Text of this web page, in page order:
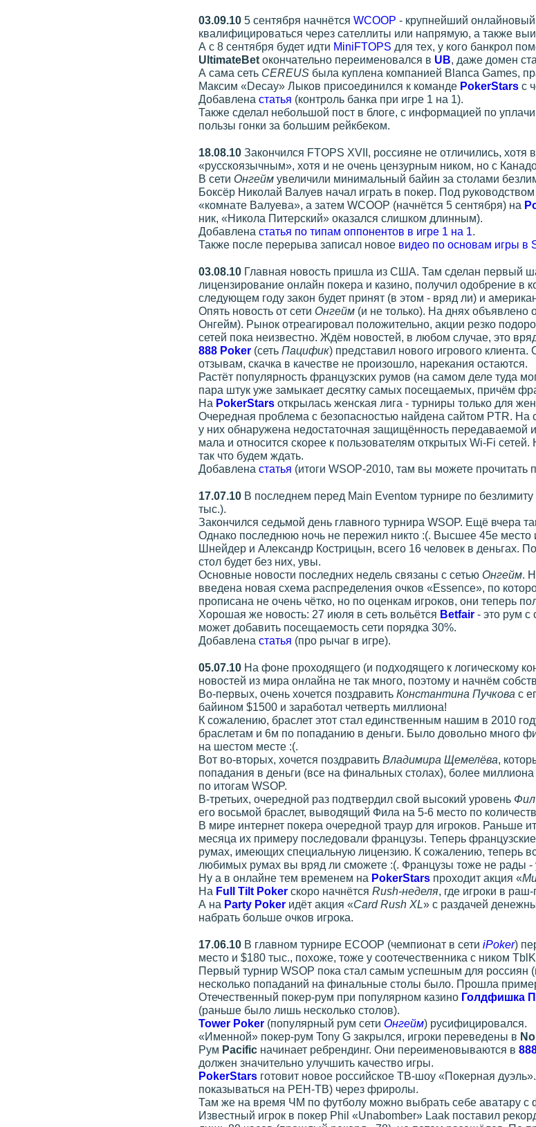
03.09.10 5 сентября начнётся WCOOP - крупнейший
квалифицироваться через сателлиты или напрямую, а также
А с 8 сентября будет идти MiniFTOPS для тех, у кого банкрол
UltimateBet окончательно переименовался в UB, даже домен
А сама сеть CEREUS была куплена компанией Blanca Games,
Максим «Decay» Лыков присоединился к команде PokerStars с
Добавлена статья (контроль банка при игре 1 на 1).
Также сделал небольшой пост в блоге, с информацией по
пользы гонки за большим рейкбеком.
18.08.10 Закончился FTOPS XVII, россияне не отличились,
«русскоязычным», хотя и не очень цензурным ником, но с
В сети Онгейм увеличили минимальный байин за столами
Боксёр Николай Валуев начал играть в покер. Под
«комнате Валуева», а затем WCOOP (начнётся 5 сентября) на
ник, «Никола Питерский» оказался слишком длинным).
Добавлена статья по типам оппонентов в игре 1 на 1.
Также после перерыва записал новое видео по основам игры в
03.08.10 Главная новость пришла из США. Там сделан первый
лицензирование онлайн покера и казино, получил одобрение в
следующем году закон будет принят (в этом - вряд ли) и
Опять новость от сети Онгейм (и не только). На днях объявлено
Онгейм). Рынок отреагировал положительно, акции резко
сетей пока неизвестно. Ждём новостей, в любом случае, это
888 Poker (сеть Пацифик) представил нового игрового
отзывам, скачка в качестве не произошло, нарекания остаются.
Растёт популярность французских румов (на самом деле туда
пара штук уже замыкает десятку самых посещаемых, причём
На PokerStars открылась женская лига - турниры только для
Очередная проблема с безопасностью найдена сайтом PTR. На
у них обнаружена недостаточная защищённость передаваемой
мала и относится скорее к пользователям открытых Wi-Fi
так что будем ждать.
Добавлена статья (итоги WSOP-2010, там вы можете
17.07.10 В последнем перед Main Eventом турнире по
тыс.).
Закончился седьмой день главного турнира WSOP. Ещё вчера
Однако последнюю ночь не пережил никто :(. Высшее 45е
Шнейдер и Александр Кострицын, всего 16 человек в
стол будет без них, увы.
Основные новости последних недель связаны с сетью Онгейм.
введена новая схема распределения очков «Essence», по
прописана не очень чётко, но по оценкам игроков, они теперь
Хорошая же новость: 27 июля в сеть вольётся Betfair - это рум с
может добавить посещаемость сети порядка 30%.
Добавлена статья (про рычаг в игре).
05.07.10 На фоне проходящего (и подходящего к логическому
новостей из мира онлайна не так много, поэтому и начнём
Во-первых, очень хочется поздравить Константина Пучкова с
байином $1500 и заработал четверть миллиона!
К сожалению, браслет этот стал единственным нашим в 2010
браслетам и 6м по попаданию в деньги. Было довольно много
на шестом месте :(.
Вот во-вторых, хочется поздравить Владимира Щемелёва,
попадания в деньги (все на финальных столах), более
по итогам WSOP.
В-третьих, очередной раз подтвердил свой высокий уровень
его восьмой браслет, выводящий Фила на 5-6 место по
В мире интернет покера очередной траур для игроков.
месяца их примеру последовали французы. Теперь французские
румах, имеющих специальную лицензию. К сожалению, теперь
любимых румах вы вряд ли сможете :(. Французы тоже не рады
Ну а в онлайне тем временем на PokerStars проходит акция «
На Full Tilt Poker скоро начнётся Rush-неделя, где игроки в
А на Party Poker идёт акция «Card Rush XL» с раздачей
набрать больше очков игрока.
17.06.10 В главном турнире ECOOP (чемпионат в сети iPoker)
место и $180 тыс., похоже, тоже у соотечественника с ником
Первый турнир WSOP пока стал самым успешным для россиян
несколько попаданий на финальные столы было. Прошла
Отечественный покер-рум при популярном казино Голдфишка
(раньше было лишь несколько столов).
Tower Poker (популярный рум сети Онгейм) русифицировался.
«Именной» покер-рум Tony G закрылся, игроки переведены в
Рум Pacific начинает ребрендинг. Они переименовываются в
должен значительно улучшить качество игры.
PokerStars готовит новое российское ТВ-шоу «Покерная
показываться на РЕН-ТВ) через фриролы.
Там же на время ЧМ по футболу можно выбрать себе аватару
Известный игрок в покер Phil «Unabomber» Laak поставил